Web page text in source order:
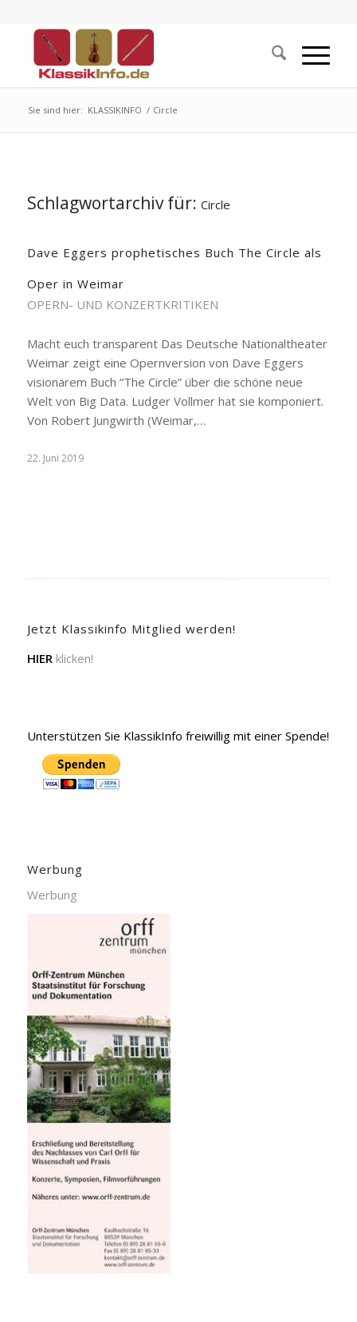
Sie sind hier: KLASSIKINFO / Circle
Schlagwortarchiv für: Circle
Dave Eggers prophetisches Buch The Circle als
Oper in Weimar
OPERN- UND KONZERTKRITIKEN
Macht euch transparent Das Deutsche Nationaltheater
Weimar zeigt eine Opernversion von Dave Eggers
visionärem Buch “The Circle” über die schöne neue
Welt von Big Data. Ludger Vollmer hat sie komponiert.
Von Robert Jungwirth (Weimar,…
22. Juni 2019
Jetzt Klassikinfo Mitglied werden!
HIER klicken!
Unterstützen Sie KlassikInfo freiwillig mit einer Spende!
Werbung
Werbung